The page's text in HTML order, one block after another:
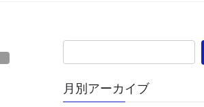
月別アーカイブ